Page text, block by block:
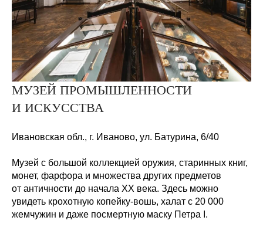
МУЗЕЙ ПРОМЫШЛЕННОСТИ
И ИСКУССТВА
Ивановская обл., г. Иваново, ул. Батурина, 6/40
Музей с большой коллекцией оружия, старинных книг,
монет, фарфора и множества других предметов
от античности до начала XX века. Здесь можно
увидеть крохотную копейку-вошь, халат с 20 000
жемчужин и даже посмертную маску Петра I.